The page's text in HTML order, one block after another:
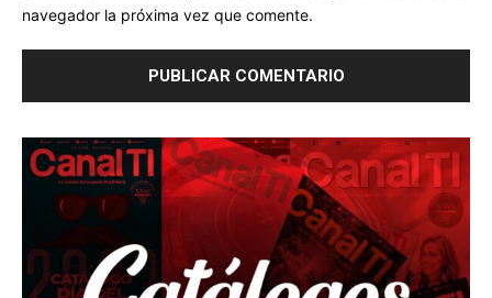
navegador la próxima vez que comente.